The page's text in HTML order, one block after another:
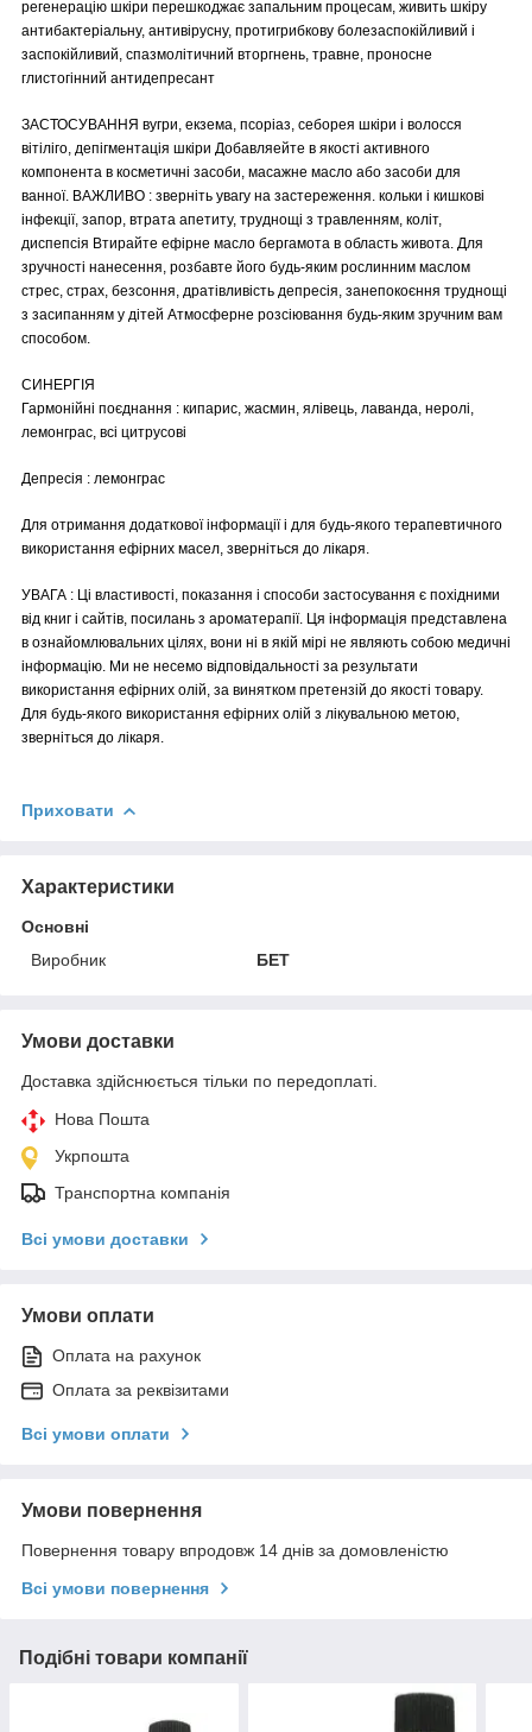
регенерацію шкіри перешкоджає запальним процесам, живить шкіру
антибактеріальну, антивірусну, протигрибкову болезаспокійливий і
заспокійливий, спазмолітичний вторгнень, травне, проносне
глистогінний антидепресант
ЗАСТОСУВАННЯ вугри, екзема, псоріаз, себорея шкіри і волосся
вітіліго, депігментація шкіри Добавляейте в якості активного
компонента в косметичні засоби, масажне масло або засоби для
ванної. ВАЖЛИВО : зверніть увагу на застереження. кольки і кишкові
інфекції, запор, втрата апетиту, труднощі з травленням, коліт,
диспепсія Втирайте ефірне масло бергамота в область живота. Для
зручності нанесення, розбавте його будь-яким рослинним маслом
стрес, страх, безсоння, дратівливість депресія, занепокоєння труднощі
з засипанням у дітей Атмосферне розсіювання будь-яким зручним вам
способом.
СИНЕРГІЯ
Гармонійні поєднання : кипарис, жасмин, ялівець, лаванда, неролі,
лемонграс, всі цитрусові
Депресія : лемонграс
Для отримання додаткової інформації і для будь-якого терапевтичного
використання ефірних масел, зверніться до лікаря.
УВАГА : Ці властивості, показання і способи застосування є похідними
від книг і сайтів, посилань з ароматерапії. Ця інформація представлена
в ознайомлювальних цілях, вони ні в якій мірі не являють собою медичні
інформацію. Ми не несемо відповідальності за результати
використання ефірних олій, за винятком претензій до якості товару.
Для будь-якого використання ефірних олій з лікувальною метою,
зверніться до лікаря.
Приховати
Характеристики
Основні
Виробник
БЕТ
Умови доставки
Доставка здійснюється тільки по передоплаті.
Нова Пошта
Укрпошта
Транспортна компанія
Всі умови доставки
Умови оплати
Оплата на рахунок
Оплата за реквізитами
Всі умови оплати
Умови повернення
Повернення товару впродовж 14 днів за домовленістю
Всі умови повернення
Подібні товари компанії